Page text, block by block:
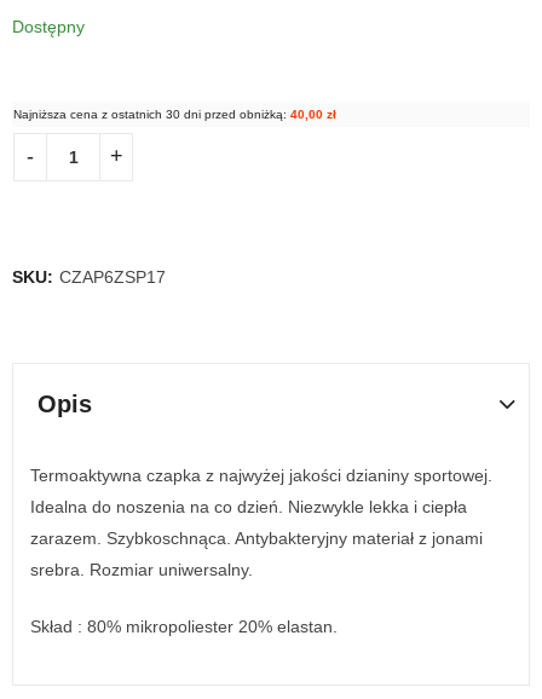
Dostępny
Najniższa cena z ostatnich 30 dni przed obniżką: 40,00 zł
SKU: CZAP6ZSP17
Opis
Termoaktywna czapka z najwyżej jakości dzianiny sportowej.
Idealna do noszenia na co dzień. Niezwykle lekka i ciepła
zarazem. Szybkoschnąca. Antybakteryjny materiał z jonami
srebra. Rozmiar uniwersalny.
Skład : 80% mikropoliester 20% elastan.